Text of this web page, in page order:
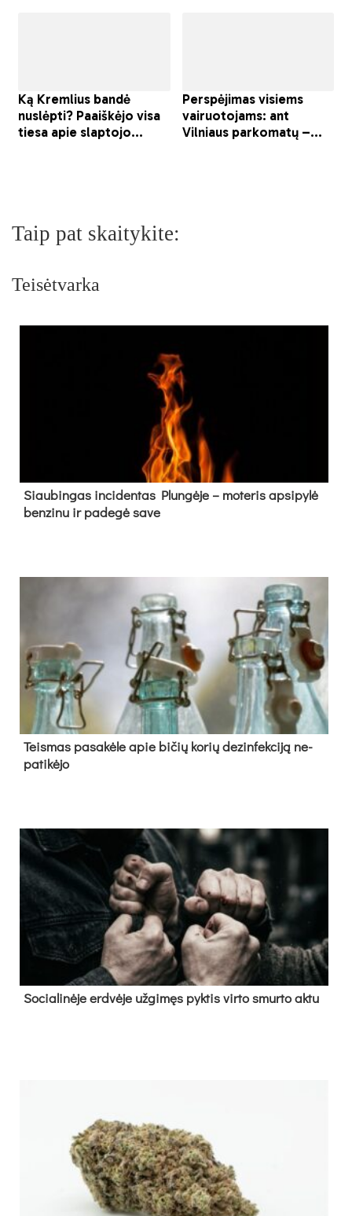
Taip pat skaitykite:
Teisėtvarka
Siau­bin­gas in­ci­den­tas Plun­gė­je – mo­te­ris ap­si­py­lė
ben­zi­nu ir pa­de­gė sa­ve
Teis­mas pa­sa­kė­le apie bi­čių ko­rių de­zin­fek­ci­ją ne­
pa­ti­kė­jo
So­cia­li­nė­je erd­vė­je už­gi­męs pyk­tis vir­to smur­to ak­tu